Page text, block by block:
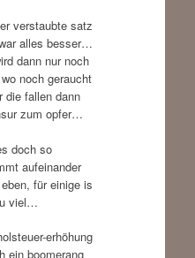
verstaubte satz
alles besser…
dann nur noch
noch geraucht
die fallen dann
zum opfer…
doch so
aufeinander
für einige is
viel…
erhöhung
ein boomerang